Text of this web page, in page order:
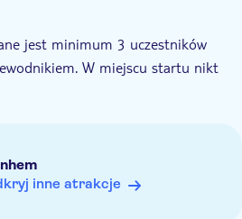
jest minimum 3 uczestników
W miejscu startu nikt
musisz mieć ukończone 18
otrzymasz e-mail z instrukcją, jak
smartfonie
się i wybierzesz język wycieczki
inne atrakcje